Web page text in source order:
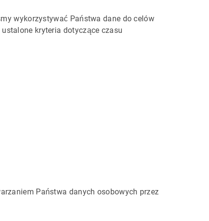
wykorzystywać Państwa dane do celów
kryteria dotyczące czasu
Państwa danych osobowych przez